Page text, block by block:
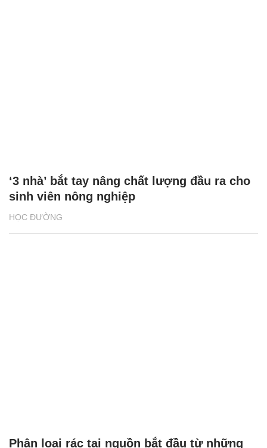
HỌC ĐƯỜNG
‘3 nhà’ bắt tay nâng chất lượng đầu ra cho
sinh viên nông nghiệp
Phân loại rác tại nguồn bắt đầu từ những